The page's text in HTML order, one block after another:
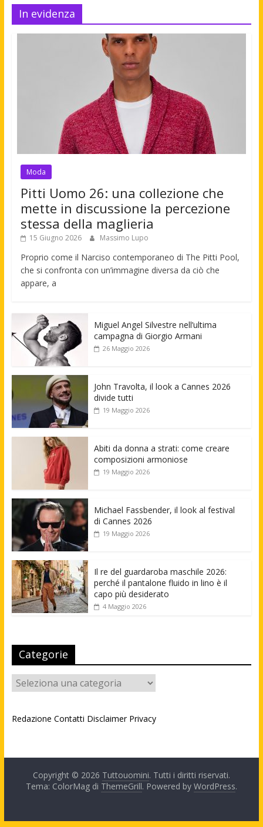
In evidenza
Moda
Pitti Uomo 26: una collezione che
mette in discussione la percezione
stessa della maglieria
15 Giugno 2026 Massimo Lupo
Proprio come il Narciso contemporaneo di The Pitti Pool,
che si confronta con un’immagine diversa da ciò che
appare, a
Miguel Angel Silvestre nell’ultima
campagna di Giorgio Armani
26 Maggio 2026
John Travolta, il look a Cannes 2026
divide tutti
19 Maggio 2026
Abiti da donna a strati: come creare
composizioni armoniose
19 Maggio 2026
Michael Fassbender, il look al festival
di Cannes 2026
19 Maggio 2026
Il re del guardaroba maschile 2026:
perché il pantalone fluido in lino è il
capo più desiderato
4 Maggio 2026
Categorie
Categorie
Redazione Contatti Disclaimer Privacy
Copyright © 2026 Tuttouomini. Tutti i diritti riservati.
Tema: ColorMag di ThemeGrill. Powered by WordPress.